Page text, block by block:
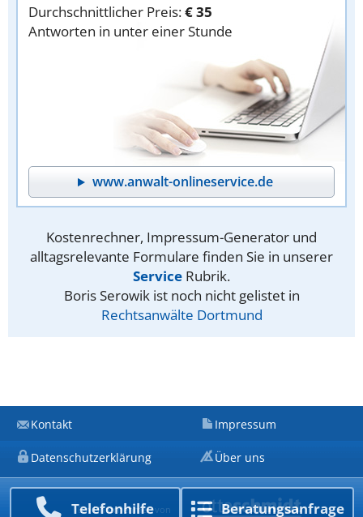
Durchschnittlicher Preis:€ 35
Antworten in unter einer Stunde
www.anwalt-onlineservice.de
Kostenrechner, Impressum-Generator und
alltagsrelevante Formulare finden Sie in unserer
Service Rubrik.
Boris Serowik ist noch nicht gelistet in
Rechtsanwälte Dortmund
Telefon­hilfe Beratungs­anfrage
Kontakt Impressum
Datenschutzerklärung Über uns
Ein Unternehmen von